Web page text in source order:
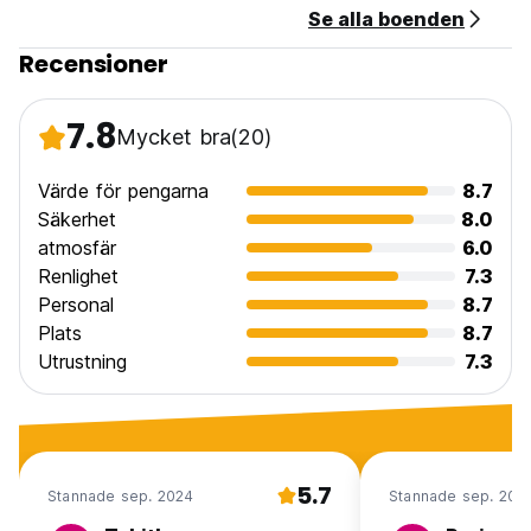
Se alla boenden
Recensioner
7.8Mycket bra(20)
Värde för pengarna
8.7
Säkerhet
8.0
atmosfär
6.0
Renlighet
7.3
Personal
8.7
Plats
8.7
Utrustning
7.3
Stannade sep. 2024 5.7 Stannade sep.